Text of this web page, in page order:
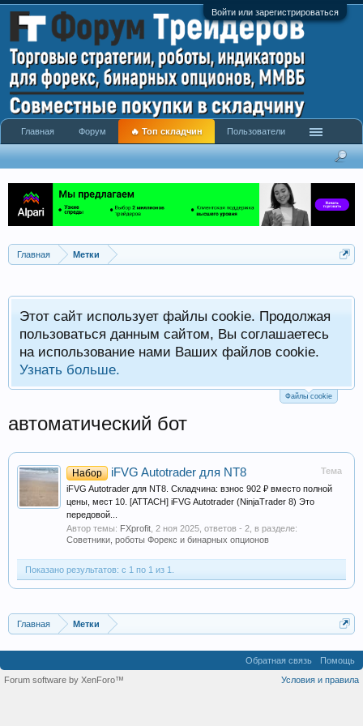
Войти или зарегистрироваться
Главная Метки
Этот сайт использует файлы cookie. Продолжая
пользоваться данным сайтом, Вы соглашаетесь
на использование нами Ваших файлов cookie.
Узнать больше.
Файлы cookie
автоматический бот
Тема
Набор iFVG Autotrader для NT8
iFVG Autotrader для NT8. Складчина: взнос 902 ₽ вместо полной
цены, мест 10. [ATTACH] iFVG Autotrader (NinjaTrader 8) Это
передовой...
Автор темы: FXprofit 2 ноя 2025 , ответов - 2, в разделе:
Советники, роботы Форекс и бинарных опционов
Показано результатов: с 1 по 1 из 1.
Главная Метки
Главная Форум 🔥 Топ складчин Пользователи
Обратная связь
Помощь
Условия и правила
Forum software by XenForo™